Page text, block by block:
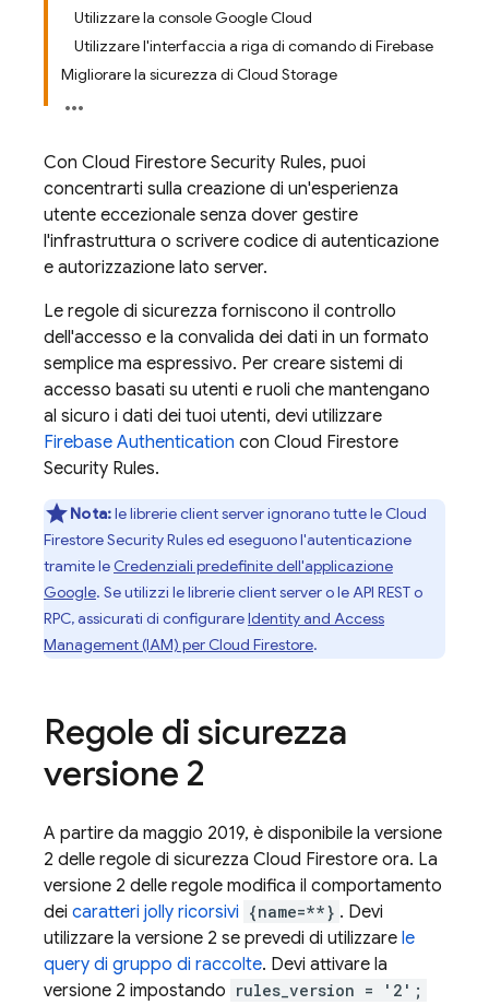
Utilizzare la console Google Cloud
Utilizzare l'interfaccia a riga di comando di Firebase
Migliorare la sicurezza di Cloud Storage
Con Cloud Firestore Security Rules, puoi
concentrarti sulla creazione di un'esperienza
utente eccezionale senza dover gestire
l'infrastruttura o scrivere codice di autenticazione
e autorizzazione lato server.
Le regole di sicurezza forniscono il controllo
dell'accesso e la convalida dei dati in un formato
semplice ma espressivo. Per creare sistemi di
accesso basati su utenti e ruoli che mantengano
al sicuro i dati dei tuoi utenti, devi utilizzare
Firebase Authentication con Cloud Firestore
Security Rules.
Nota:le librerie client server ignorano tutte le Cloud
FirestoreSecurity Rulesed eseguono l'autenticazione
tramite le Credenziali predefinite dell'applicazione
Google. Se utilizzi le librerie client server o le API REST o
RPC, assicurati di configurareIdentity and Access
Management (IAM) per Cloud Firestore.
Regole di sicurezza
versione 2
A partire da maggio 2019, è disponibile la versione
2 delle regole di sicurezza Cloud Firestore ora. La
versione 2 delle regole modifica il comportamento
dei caratteri jolly ricorsivi {name=**} . Devi
utilizzare la versione 2 se prevedi di utilizzare le
query di gruppo di raccolte. Devi attivare la
versione 2 impostando rules_version = '2';